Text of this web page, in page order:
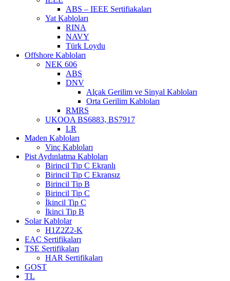
ABS – IEEE Sertifiakaları
Yat Kabloları
RINA
NAVY
Türk Loydu
Offshore Kabloları
NEK 606
ABS
DNV
Alçak Gerilim ve Sinyal Kabloları
Orta Gerilim Kabloları
RMRS
UKOOA BS6883, BS7917
LR
Maden Kabloları
Vinç Kabloları
Pist Aydınlatma Kabloları
Birincil Tip C Ekranlı
Birincil Tip C Ekransız
Birincil Tip B
Birincil Tip C
İkincil Tip C
İkinci Tip B
Solar Kablolar
H1Z2Z2-K
EAC Sertifikaları
TSE Sertifikaları
HAR Sertifikaları
GOST
TL